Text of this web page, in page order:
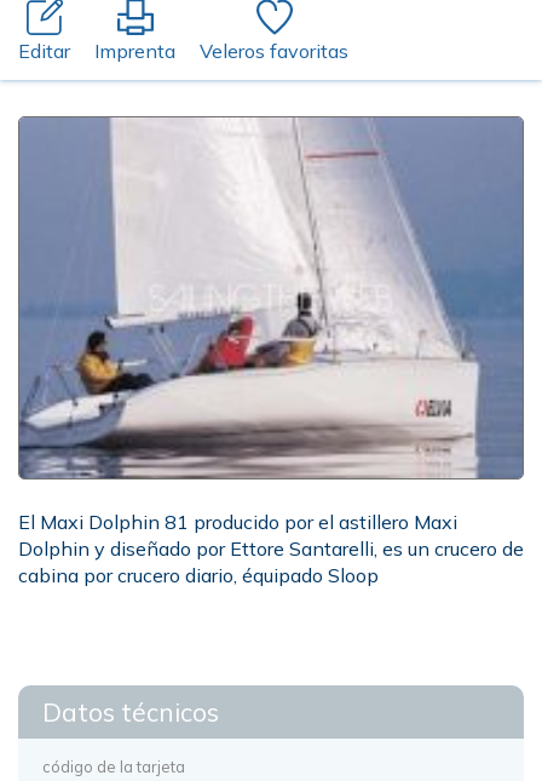
Editar Imprenta Veleros favoritas
El Maxi Dolphin 81 producido por el astillero Maxi
Dolphin y diseñado por Ettore Santarelli, es un crucero de
cabina por crucero diario, équipado Sloop
Datos técnicos
código de la tarjeta